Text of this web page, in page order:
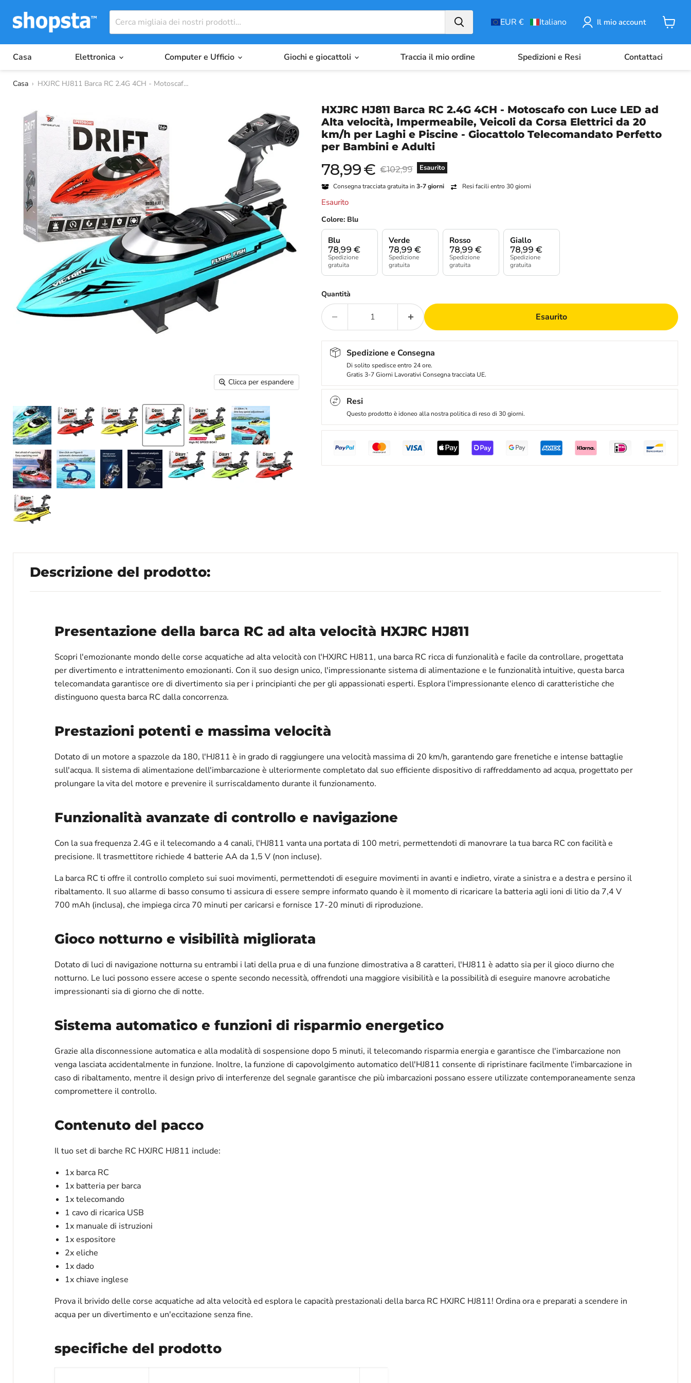
EUR € Italiano Il mio account
Casa Elettronica Computer e Ufficio Giochi e giocattoli Traccia il mio ordine Spedizioni e Resi Contattaci
Casa › HXJRC HJ811 Barca RC 2.4G 4CH - Motoscafo ...
Clicca per espandere
HXJRC HJ811 Barca RC 2.4G 4CH - Motoscafo con Luce LED ad
Alta velocità, Impermeabile, Veicoli da Corsa Elettrici da 20
km/h per Laghi e Piscine - Giocattolo Telecomandato Perfetto
per Bambini e Adulti
Esaurito
Prezzo attuale
78,99€ Prezzo originale
€102,99
Consegna tracciata gratuita in3-7 giorni Resi facili entro 30 giorni
Esaurito
Colore: Blu
78,99 €
Blu
Spedizione
gratuita
78,99 €
Verde
Spedizione
gratuita
78,99 €
Rosso
Spedizione
gratuita
78,99 €
Giallo
Spedizione
gratuita
Quantità
Esaurito
Spedizione e Consegna
Di solito spedisce entro 24 ore.
Gratis 3-7 Giorni Lavorativi Consegna tracciata UE.
Resi
Questo prodotto è idoneo alla nostra politica di reso di 30 giorni.
Descrizione del prodotto:
Presentazione della barca RC ad alta velocità HXJRC HJ811
Scopri l'emozionante mondo delle corse acquatiche ad alta velocità con l'HXJRC HJ811, una barca RC ricca di funzionalità e facile da controllare, progettata
per divertimento e intrattenimento emozionanti. Con il suo design unico, l'impressionante sistema di alimentazione e le funzionalità intuitive, questa barca
telecomandata garantisce ore di divertimento sia per i principianti che per gli appassionati esperti. Esplora l'impressionante elenco di caratteristiche che
distinguono questa barca RC dalla concorrenza.
Prestazioni potenti e massima velocità
Dotato di un motore a spazzole da 180, l'HJ811 è in grado di raggiungere una velocità massima di 20 km/h, garantendo gare frenetiche e intense battaglie
sull'acqua. Il sistema di alimentazione dell'imbarcazione è ulteriormente completato dal suo efficiente dispositivo di raffreddamento ad acqua, progettato per
prolungare la vita del motore e prevenire il surriscaldamento durante il funzionamento.
Funzionalità avanzate di controllo e navigazione
Con la sua frequenza 2.4G e il telecomando a 4 canali, l'HJ811 vanta una portata di 100 metri, permettendoti di manovrare la tua barca RC con facilità e
precisione. Il trasmettitore richiede 4 batterie AA da 1,5 V (non incluse).
La barca RC ti offre il controllo completo sui suoi movimenti, permettendoti di eseguire movimenti in avanti e indietro, virate a sinistra e a destra e persino il
ribaltamento. Il suo allarme di basso consumo ti assicura di essere sempre informato quando è il momento di ricaricare la batteria agli ioni di litio da 7,4 V
700 mAh (inclusa), che impiega circa 70 minuti per caricarsi e fornisce 17-20 minuti di riproduzione.
Gioco notturno e visibilità migliorata
Dotato di luci di navigazione notturna su entrambi i lati della prua e di una funzione dimostrativa a 8 caratteri, l'HJ811 è adatto sia per il gioco diurno che
notturno. Le luci possono essere accese o spente secondo necessità, offrendoti una maggiore visibilità e la possibilità di eseguire manovre acrobatiche
impressionanti sia di giorno che di notte.
Sistema automatico e funzioni di risparmio energetico
Grazie alla disconnessione automatica e alla modalità di sospensione dopo 5 minuti, il telecomando risparmia energia e garantisce che l'imbarcazione non
venga lasciata accidentalmente in funzione. Inoltre, la funzione di capovolgimento automatico dell'HJ811 consente di ripristinare facilmente l'imbarcazione in
caso di ribaltamento, mentre il design privo di interferenze del segnale garantisce che più imbarcazioni possano essere utilizzate contemporaneamente senza
compromettere il controllo.
Contenuto del pacco
Il tuo set di barche RC HXJRC HJ811 include:
1x barca RC
1x batteria per barca
1x telecomando
1 cavo di ricarica USB
1x manuale di istruzioni
1x espositore
2x eliche
1x dado
1x chiave inglese
Prova il brivido delle corse acquatiche ad alta velocità ed esplora le capacità prestazionali della barca RC HXJRC HJ811! Ordina ora e preparati a scendere in
acqua per un divertimento e un'eccitazione senza fine.
specifiche del prodotto